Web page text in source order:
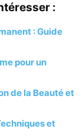
:
: Guide
pour un
de la Beauté et
et